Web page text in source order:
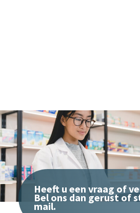
Heeft u een vraag of
Bel ons dan gerust of
mail.